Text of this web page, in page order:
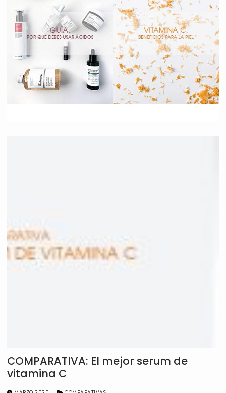
COMPARATIVA: El mejor serum de
vitamina C